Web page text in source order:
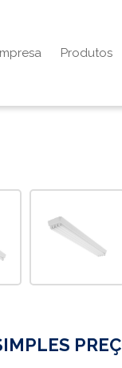
Produtos